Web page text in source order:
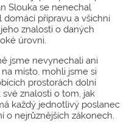
Slouka se nenechal
domácí přípravu a všichni
znalosti o daných
úrovni.
jsme nevynechali ani
místo, mohli jsme si
prostorách dolní
znalosti o tom, jak
každý jednotlivý poslanec
o nejrůznějších zákonech.